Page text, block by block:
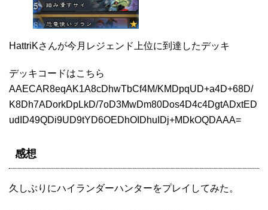
HattriKさんが今月レジェンド上位に到達したデッキ
デッキコードはこちら
AAECAR8eqAK1A8cDhwTbCf4M/KMDpqUD+a4D+68D/
K8Dh7ADorkDpLkD/7oD3MwDm80Dos4D4c4DgtADxtED
udID49QDi9UD9tYD6OEDhOIDhuIDj+MDkOQDAAA=
感想
久しぶりにハイランダーハンターをプレイしてみた。